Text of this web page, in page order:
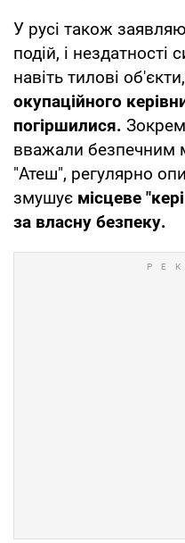
У русі також
подій, і
навіть тилові об'єкти,
окупаційного
погіршилися.
вважали безпечним
"Атеш", регулярно
змушує місцеве
за власну безпеку.